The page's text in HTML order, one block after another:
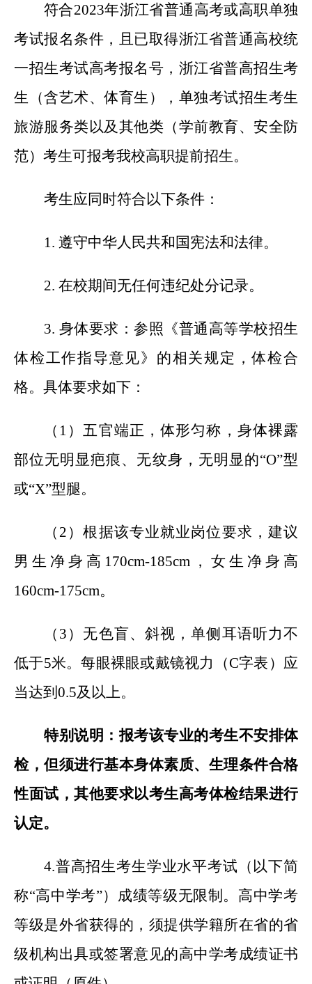
符合2023年浙江省普通高考或高职单独
考试报名条件，且已取得浙江省普通高校统
一招生考试高考报名号，浙江省普高招生考
生（含艺术、体育生），单独考试招生考生
旅游服务类以及其他类（学前教育、安全防
范）考生可报考我校高职提前招生。
考生应同时符合以下条件：
1. 遵守中华人民共和国宪法和法律。
2. 在校期间无任何违纪处分记录。
3. 身体要求：参照《普通高等学校招生
体检工作指导意见》的相关规定，体检合
格。具体要求如下：
（1）五官端正，体形匀称，身体裸露
部位无明显疤痕、无纹身，无明显的“Ο”型
或“X”型腿。
（2）根据该专业就业岗位要求，建议
男生净身高170cm-185cm，女生净身高
160cm-175cm。
（3）无色盲、斜视，单侧耳语听力不
低于5米。每眼裸眼或戴镜视力（C字表）应
当达到0.5及以上。
特别说明：报考该专业的考生不安排体
检，但须进行基本身体素质、生理条件合格
性面试，其他要求以考生高考体检结果进行
认定。
4.普高招生考生学业水平考试（以下简
称“高中学考”）成绩等级无限制。高中学考
等级是外省获得的，须提供学籍所在省的省
级机构出具或签署意见的高中学考成绩证书